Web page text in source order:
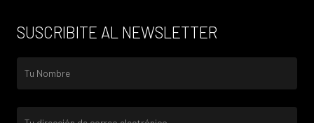
SUSCRIBITE AL NEWSLETTER